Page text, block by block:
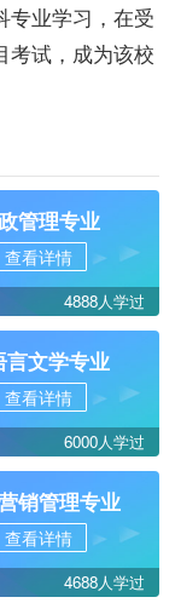
专业学习，在受
考试，成为该校
管理专业
查看详情
4888人学过
言文学专业
查看详情
6000人学过
销管理专业
查看详情
4688人学过